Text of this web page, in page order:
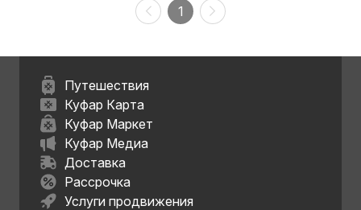
1
Путешествия
Куфар Карта
Куфар Маркет
Куфар Медиа
Доставка
Рассрочка
Услуги продвижения